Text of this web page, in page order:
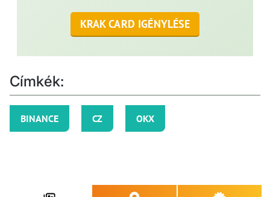
KRAK CARD IGÉNYLÉSE
Címkék:
BINANCE CZ OKX